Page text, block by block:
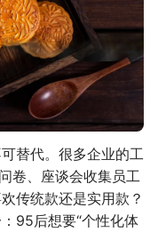
替代。很多企业的工
卷、座谈会收集员工
传统款还是实用款？
95后想要“个性化体